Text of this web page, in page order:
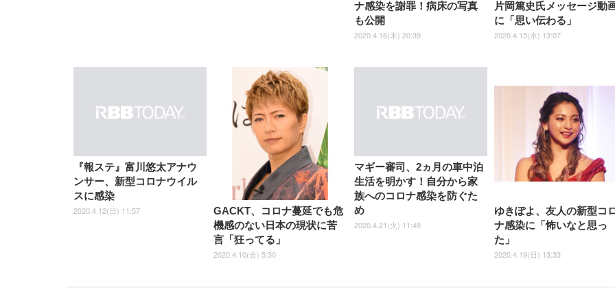
ナ感染を謝罪！病床の写真
も公開
2020.4.16(木) 20:39
片岡篤史氏メッセージ動
に「思い伝わる」
2020.4.15(水) 13:07
『報ステ』富川悠太アナウ
ンサー、新型コロナウイル
スに感染
2020.4.12(日) 11:57
GACKT、コロナ蔓延でも危
機感のない日本の現状に苦
言「狂ってる」
2020.4.10(金) 5:30
マギー審司、2ヵ月の車中泊
生活を明かす！自分から家
族へのコロナ感染を防ぐた
め
2020.4.21(火) 11:49
ゆきぽよ、友人の新型コ
ナ感染に「怖いなと思っ
た」
2020.4.19(日) 13:33